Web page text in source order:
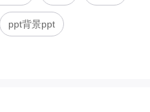
ppt背景ppt